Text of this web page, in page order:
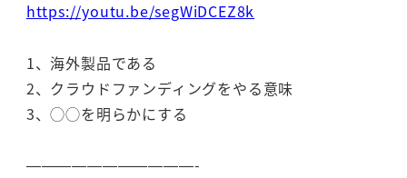
https://youtu.be/segWiDCEZ8k
1、海外製品である
2、クラウドファンディングをやる意味
3、◯◯を明らかにする
———————————-